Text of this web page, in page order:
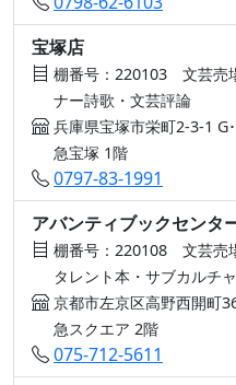
宝塚店
棚番号：220103 文芸売
ナー詩歌・文芸評論
兵庫県宝塚市栄町2-3-1 G
急宝塚 1階
0797-83-1991
アバンティブックセンタ
棚番号：220108 文芸売
タレント本・サブカルチ
京都市左京区高野西開町
急スクエア 2階
075-712-5611